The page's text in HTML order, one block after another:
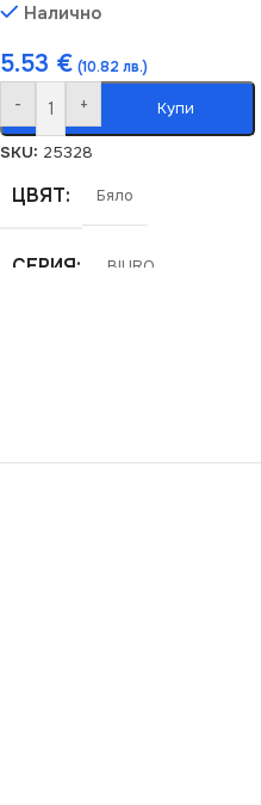
Налично
5.53 € (10.82 лв.)
- + Купи
SKU: 25328
ЦВЯТ Бяло
СЕРИЯ BIURO